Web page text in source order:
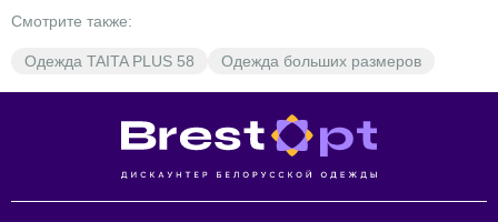
оформите заказ прямо сейчас. Добавьте в свою
ценам.
Смотрите также:
Одежда TAITA PLUS 58 Одежда больших размеров